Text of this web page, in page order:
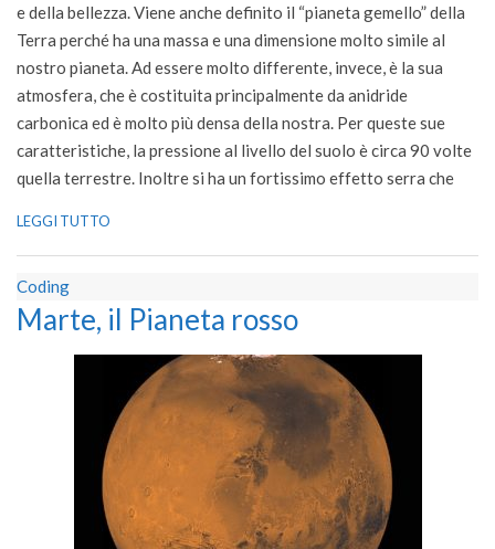
e della bellezza. Viene anche definito il “pianeta gemello” della
Terra perché ha una massa e una dimensione molto simile al
nostro pianeta. Ad essere molto differente, invece, è la sua
atmosfera, che è costituita principalmente da anidride
carbonica ed è molto più densa della nostra. Per queste sue
caratteristiche, la pressione al livello del suolo è circa 90 volte
quella terrestre. Inoltre si ha un fortissimo effetto serra che
LEGGI TUTTO
Coding
Marte, il Pianeta rosso